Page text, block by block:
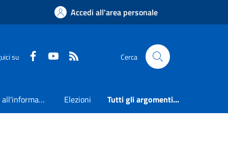
Accedi all'area personale
su Faceboook
Youtube Cerca
Accesso all'informazione Elezioni Tutti gli argomenti...